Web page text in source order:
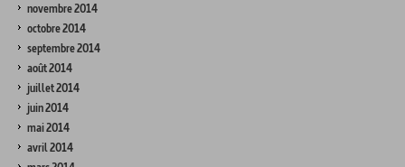
novembre 2014
octobre 2014
septembre 2014
août 2014
juillet 2014
juin 2014
mai 2014
avril 2014